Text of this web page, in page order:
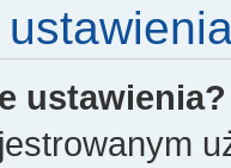
ustawienia?